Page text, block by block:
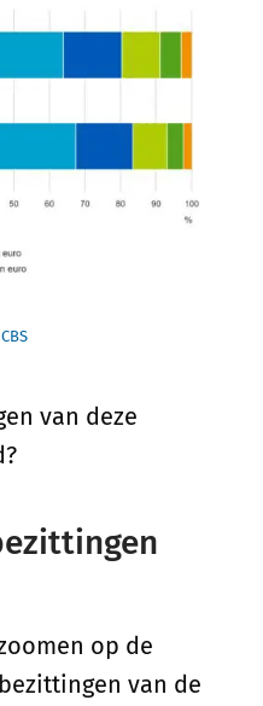
CBS
van deze
op de
van de